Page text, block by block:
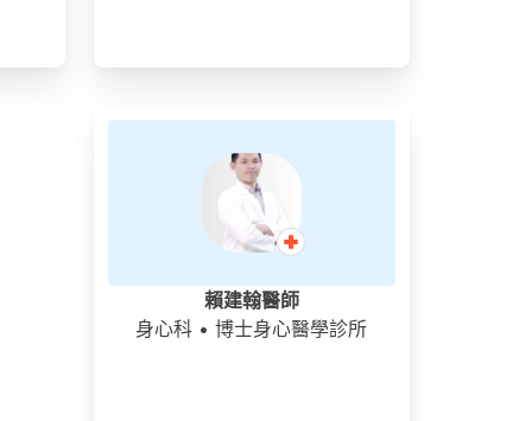
賴建翰醫師
身心科 • 博士身心醫學診所